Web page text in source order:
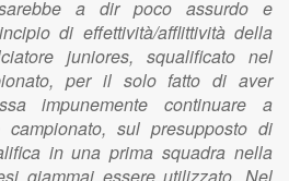
a dir poco assurdo e
di effettività/afflittività della
juniores, squalificato nel
per il solo fatto di aver
impunemente continuare a
sul presupposto di
in una prima squadra nella